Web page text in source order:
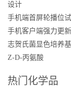
设计
手机端首屏轮播位
手机客户端强力更
志贺氏菌显色培养基
Z-D-丙氨酸
热门化学品